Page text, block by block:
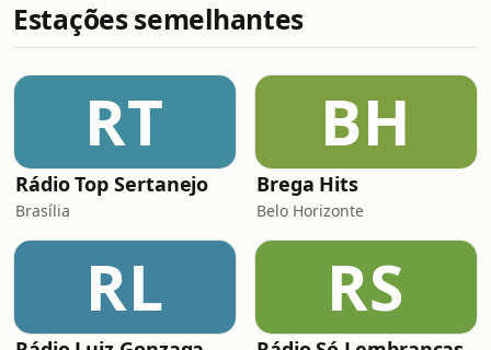
Estações semelhantes
RT
Rádio Top Sertanejo
Brasília
BH
Brega Hits
Belo Horizonte
RL RS